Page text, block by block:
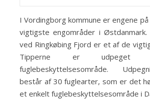
I Vordingborg kommune er engene
vigtigste engområder i Østdanmark.
ved Ringkøbing Fjord er et af de
Tipperne er udpeget
fuglebeskyttelsesområde.
består af 30 fuglearter, som er det
et enkelt fuglebeskyttelsesområde i